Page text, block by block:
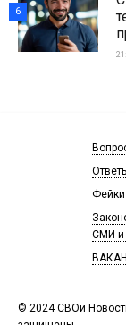
6
© 2024 СВОи
СМИ и